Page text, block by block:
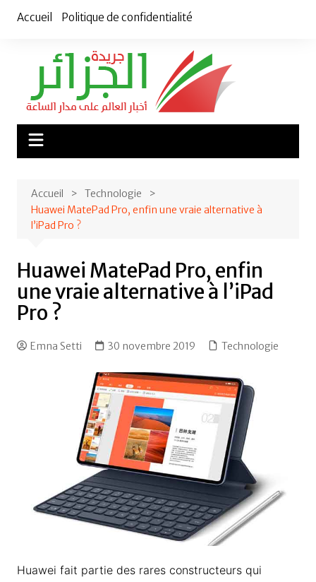
Accueil Politique de confidentialité
Accueil
Technologie
Huawei MatePad Pro, enfin une vraie alternative à
l’iPad Pro ?
Huawei MatePad Pro, enfin
une vraie alternative à l’iPad
Pro ?
Emna Setti 30 novembre 2019 Technologie
Huawei fait partie des rares constructeurs qui